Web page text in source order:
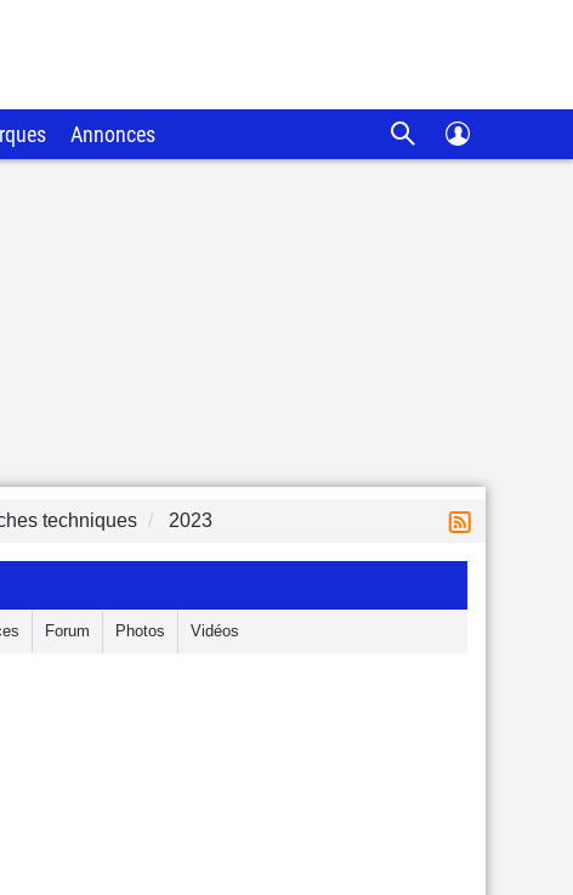
Annonces
techniques 2023
Forum Photos Vidéos